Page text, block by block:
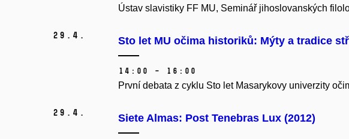
Ústav slavistiky FF MU, Seminář jihoslovanských
29. 4. Sto let MU očima historiků: Mýty a tradice
14:00 – 16:00
První debata z cyklu Sto let Masarykovy univerzity
29. 4. Siete Almas: Post Tenebras Lux (2012)